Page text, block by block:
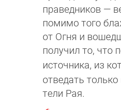
правед­ников —
помимо того
от Ог­ня и
получил то, что
источника, из
отведать
тели Рая.